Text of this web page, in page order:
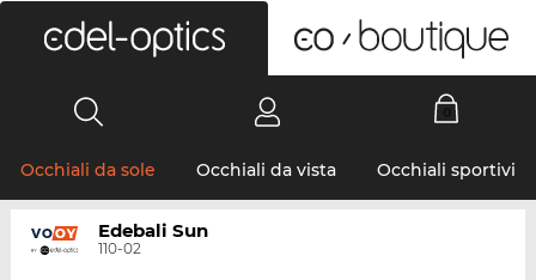
Occhiali da sole Occhiali da vista Occhiali sportivi
Edebali Sun
110-02